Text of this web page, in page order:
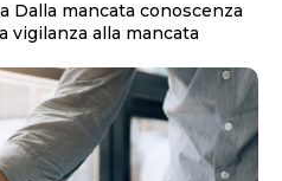
vigilanza alla mancata